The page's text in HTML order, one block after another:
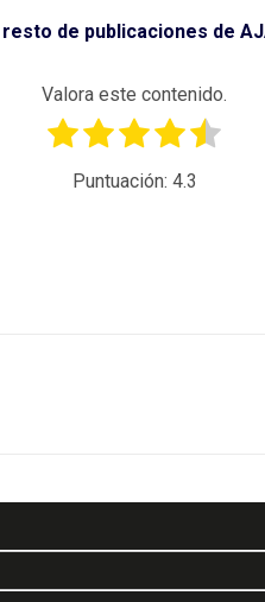
de publicaciones de
Valora este contenido.
Puntuación: 4.3